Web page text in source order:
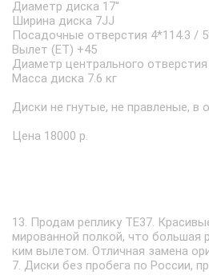
Диаметр диска 17''
Ширина диска 7JJ
Посадочные отверстия 4*114.3 /
Вылет (ET) +45
Диаметр центрального отверстия
Масса диска 7.6 кг
Диски не гнутые, не правленые, в
Цена 18000 р.
13. Продам реплику TE37.
мированной полкой, что большая
ким вылетом. Отличная замена
7. Диски без пробега по России,